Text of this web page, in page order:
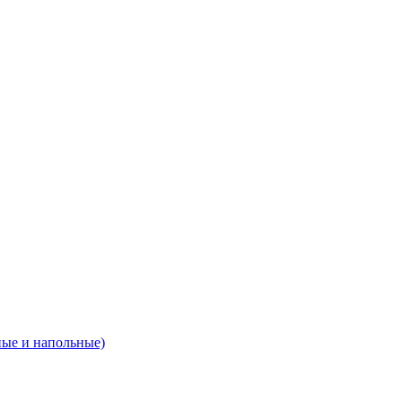
и напольные)